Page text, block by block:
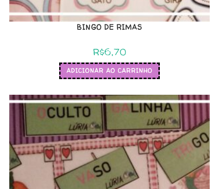
BINGO DE RIMAS
R$6,70
ADICIONAR AO CARRINHO